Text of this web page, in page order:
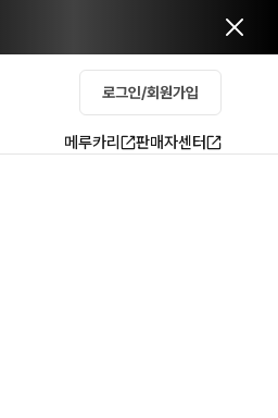
로그인/회원가입
메루카리 판매자센터